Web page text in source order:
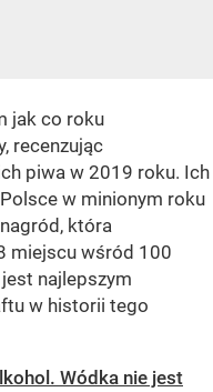
jak co roku
recenzując
piwa w 2019 roku. Ich
w minionym roku
która
miejscu wśród 100
najlepszym
w historii tego
Wódka nie jest